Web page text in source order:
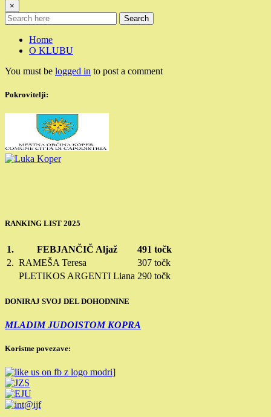
×
Search
Home
O KLUBU
You must be logged in to post a comment
Pokrovitelji:
RANKING LIST 2025
1. FEBJANČIČ Aljaž
491 točk
2. RAMEŠA Teresa
307 točk
PLETIKOS ARGENTI Liana 290 točk
DONIRAJ SVOJ DEL DOHODNINE
MLADIM JUDOISTOM KOPRA
Koristne povezave:
]